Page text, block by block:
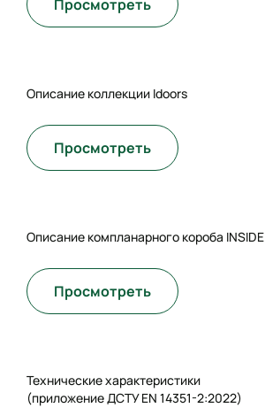
Просмотреть
Описание коллекции Idoors
Просмотреть
Описание компланарного короба INSIDE
Просмотреть
Технические характеристики
(приложение ДСТУ EN 14351-2:2022)